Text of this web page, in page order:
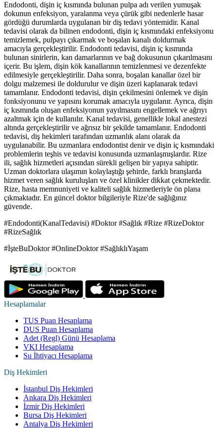
Endodonti, dişin iç kısmında bulunan pulpa adı verilen yumuşak
dokunun enfeksiyon, yaralanma veya çürük gibi nedenlerle hasar
gördüğü durumlarda uygulanan bir diş tedavi yöntemidir. Kanal
tedavisi olarak da bilinen endodonti, dişin iç kısmındaki enfeksiyonu
temizlemek, pulpayı çıkarmak ve boşalan kanalı doldurmak
amacıyla gerçekleştirilir. Endodonti tedavisi, dişin iç kısmında
bulunan sinirlerin, kan damarlarının ve bağ dokusunun çıkarılmasını
içerir. Bu işlem, dişin kök kanallarının temizlenmesi ve dezenfekte
edilmesiyle gerçekleştirilir. Daha sonra, boşalan kanallar özel bir
dolgu malzemesi ile doldurulur ve dişin üzeri kaplanarak tedavi
tamamlanır. Endodonti tedavisi, dişin çekilmesini önlemek ve dişin
fonksiyonunu ve yapısını korumak amacıyla uygulanır. Ayrıca, dişin
iç kısmında oluşan enfeksiyonun yayılmasını engellemek ve ağrıyı
azaltmak için de kullanılır. Kanal tedavisi, genellikle lokal anestezi
altında gerçekleştirilir ve ağrısız bir şekilde tamamlanır. Endodonti
tedavisi, diş hekimleri tarafından uzmanlık alanı olarak da
uygulanabilir. Bu uzmanlara endodontist denir ve dişin iç kısmındaki
problemlerin teşhis ve tedavisi konusunda uzmanlaşmışlardır. Rize
ili, sağlık hizmetleri açısından sürekli gelişen bir yapıya sahiptir.
Uzman doktorlara ulaşımın kolaylaştığı şehirde, farklı branşlarda
hizmet veren sağlık kuruluşları ve özel klinikler dikkat çekmektedir.
Rize, hasta memnuniyeti ve kaliteli sağlık hizmetleriyle ön plana
çıkmaktadır. En güncel doktor bilgileriyle Rize'de sağlığınız
güvende.
#Endodonti(KanalTedavisi) #Doktor #Sağlık #Rize #RizeDoktor
#RizeSağlık
#İşteBuDoktor #OnlineDoktor #SağlıklıYaşam
Hesaplamalar
TUS Puan Hesaplama
DUS Puan Hesaplama
Adet (Regl) Günü Hesaplama
VKI Hesaplama
Su İhtiyacı Hesaplama
Diş Hekimleri
İstanbul Diş Hekimleri
Ankara Diş Hekimleri
İzmir Diş Hekimleri
Bursa Diş Hekimleri
Antalya Diş Hekimleri